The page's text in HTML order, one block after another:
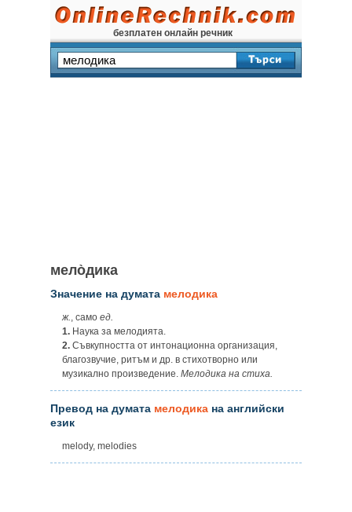
безплатен онлайн речник
мело̀дика
Значение на думата мелодика
ж., само ед.
1. Наука за мелодията.
2. Съвкупността от интонационна организация,
благозвучие, ритъм и др. в стихотворно или
музикално произведение. Мелодика на стиха.
Превод на думата мелодика на английски
език
melody, melodies